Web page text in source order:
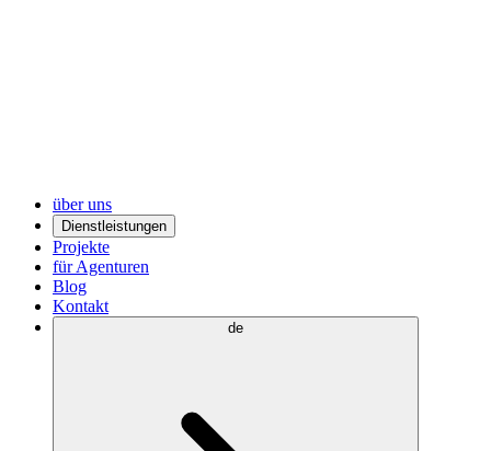
über uns
Dienstleistungen
Projekte
für Agenturen
Blog
Kontakt